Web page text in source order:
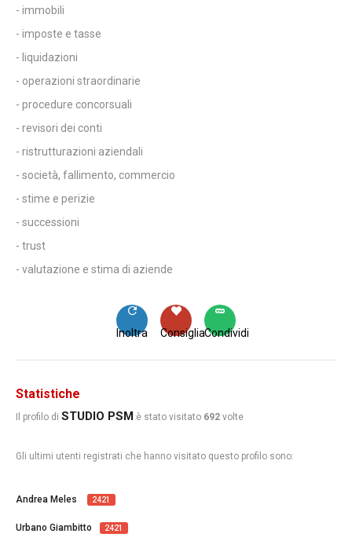
- immobili
- imposte e tasse
- liquidazioni
- operazioni straordinarie
- procedure concorsuali
- revisori dei conti
- ristrutturazioni aziendali
- società, fallimento, commercio
- stime e perizie
- successioni
- trust
- valutazione e stima di aziende
Condividi
Consiglia
Inoltra
Statistiche
Il profilo di STUDIO PSM è stato visitato 692 volte
Gli ultimi utenti registrati che hanno visitato questo profilo sono:
Andrea Meles 2421
Urbano Giambitto 2421